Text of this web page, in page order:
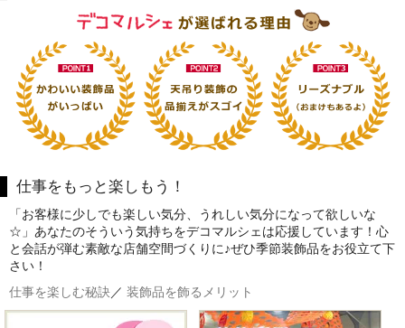
仕事をもっと楽しもう！
「お客様に少しでも楽しい気分、うれしい気分になって欲しいな
☆」あなたのそういう気持ちをデコマルシェは応援しています！心
と会話が弾む素敵な店舗空間づくりに♪ぜひ季節装飾品をお役立て下
さい！
仕事を楽しむ秘訣／ 装飾品を飾るメリット